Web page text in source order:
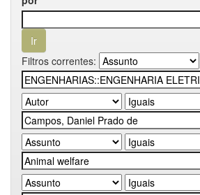
Filtros correntes: